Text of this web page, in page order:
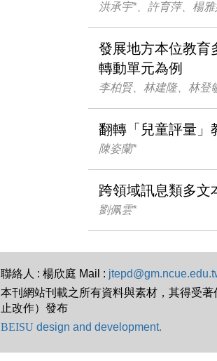
洪承宇*、許育萍、楊雅
發展地方本位教育
轉動單元為例
李柏賢、林建隆、林登
翻轉「兒童評量」
陳姿蘭*
跨領域訊息類多文
劉佩雲*
聯絡人 : 楊欣庭 Mail :
本刊網站刊載之所有資料與素材，其得受
止改作）發布
BEISU design and development.